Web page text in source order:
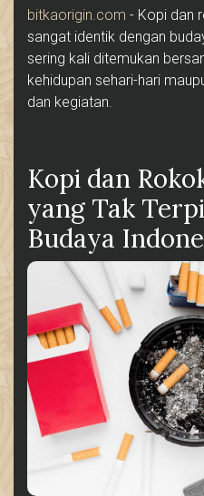
bitkaorigin.com - Kopi dan
sangat identik dengan
sering kali ditemukan
kehidupan sehari-hari
dan kegiatan.
Kopi dan
yang Tak
Budaya